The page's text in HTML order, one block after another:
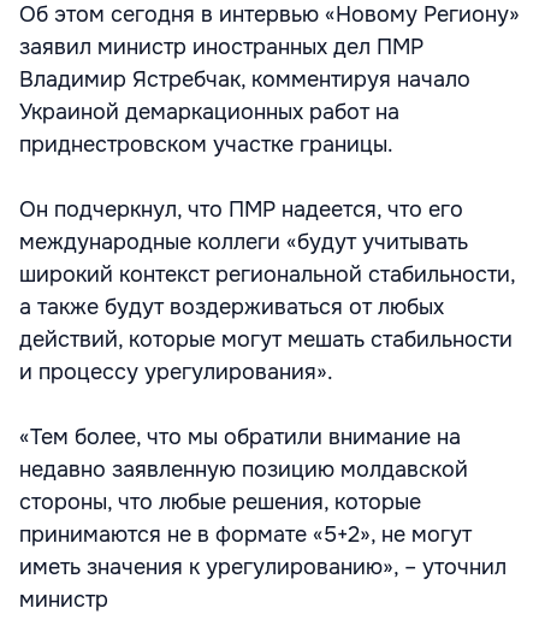
Об этом сегодня в интервью «Новому Региону»
заявил министр иностранных дел ПМР
Владимир Ястребчак, комментируя начало
Украиной демаркационных работ на
приднестровском участке границы.
Он подчеркнул, что ПМР надеется, что его
международные коллеги «будут учитывать
широкий контекст региональной стабильности,
а также будут воздерживаться от любых
действий, которые могут мешать стабильности
и процессу урегулирования».
«Тем более, что мы обратили внимание на
недавно заявленную позицию молдавской
стороны, что любые решения, которые
принимаются не в формате «5+2», не могут
иметь значения к урегулированию», – уточнил
министр